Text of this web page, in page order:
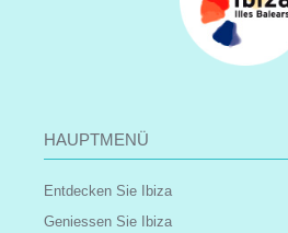
HAUPTMENÜ
Entdecken Sie Ibiza
Geniessen Sie Ibiza